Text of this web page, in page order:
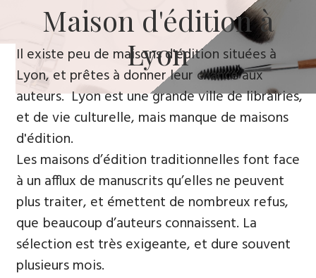
​Maison d'édition ​à
Lyon
​Il existe peu de maisons d'édition situées à
Lyon, et prêtes à donner leur chance aux
auteurs. Lyon est une grande ville de librairies,
et de vie culturelle, mais manque de maisons
d'édition.
Les maisons d’édition traditionnelles font face
à un afflux de manuscrits qu’elles ne peuvent
plus traiter, et émettent de nombreux refus,
que beaucoup d’auteurs connaissent. La
sélection est très exigeante, et dure souvent
plusieurs mois.